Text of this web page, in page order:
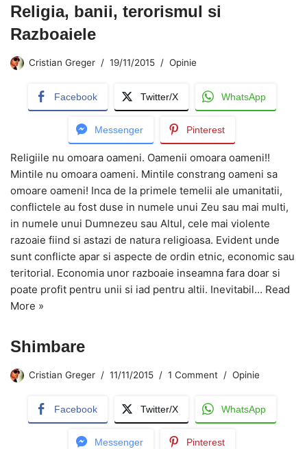
Religia, banii, terorismul si
Razboaiele
Cristian Greger 19/11/2015 Opinie
Facebook Twitter/X WhatsApp
Messenger Pinterest
Religiile nu omoara oameni. Oamenii omoara oameni!!
Mintile nu omoara oameni. Mintile constrang oameni sa
omoare oameni! Inca de la primele temelii ale umanitatii,
conflictele au fost duse in numele unui Zeu sau mai multi,
in numele unui Dumnezeu sau Altul, cele mai violente
razoaie fiind si astazi de natura religioasa. Evident unde
sunt conflicte apar si aspecte de ordin etnic, economic sau
teritorial. Economia unor razboaie inseamna fara doar si
poate profit pentru unii si iad pentru altii. Inevitabil… Read
More »
Shimbare
Cristian Greger 11/11/2015 1 Comment Opinie
Facebook Twitter/X WhatsApp
Messenger Pinterest